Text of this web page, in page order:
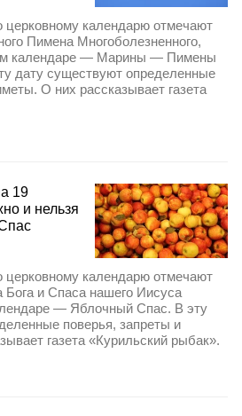
церковному календарю отмечают
Пимена Многоболезненного,
календаре — Марины — Пимены
дату существуют определенные
О них рассказывает газета
19
и нельзя
церковному календарю отмечают
Бога и Спаса нашего Иисуса
— Яблочный Спас. В эту
поверья, запреты и
газета «Курильский рыбак».